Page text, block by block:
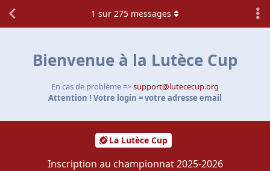
Bienvenue à la Lutèce Cup
En cas de problème =>support@lutececup.org
Attention ! Votre login = votre adresse email
La Lutèce Cup
Inscription au championnat 2025-2026
1 sur 275 messages